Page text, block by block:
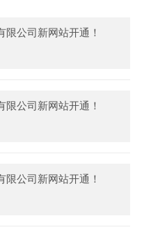
限公司新网站开通！
限公司新网站开通！
限公司新网站开通！